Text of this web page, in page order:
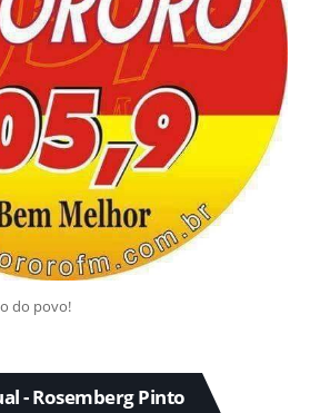
do povo!
- Rosemberg Pinto